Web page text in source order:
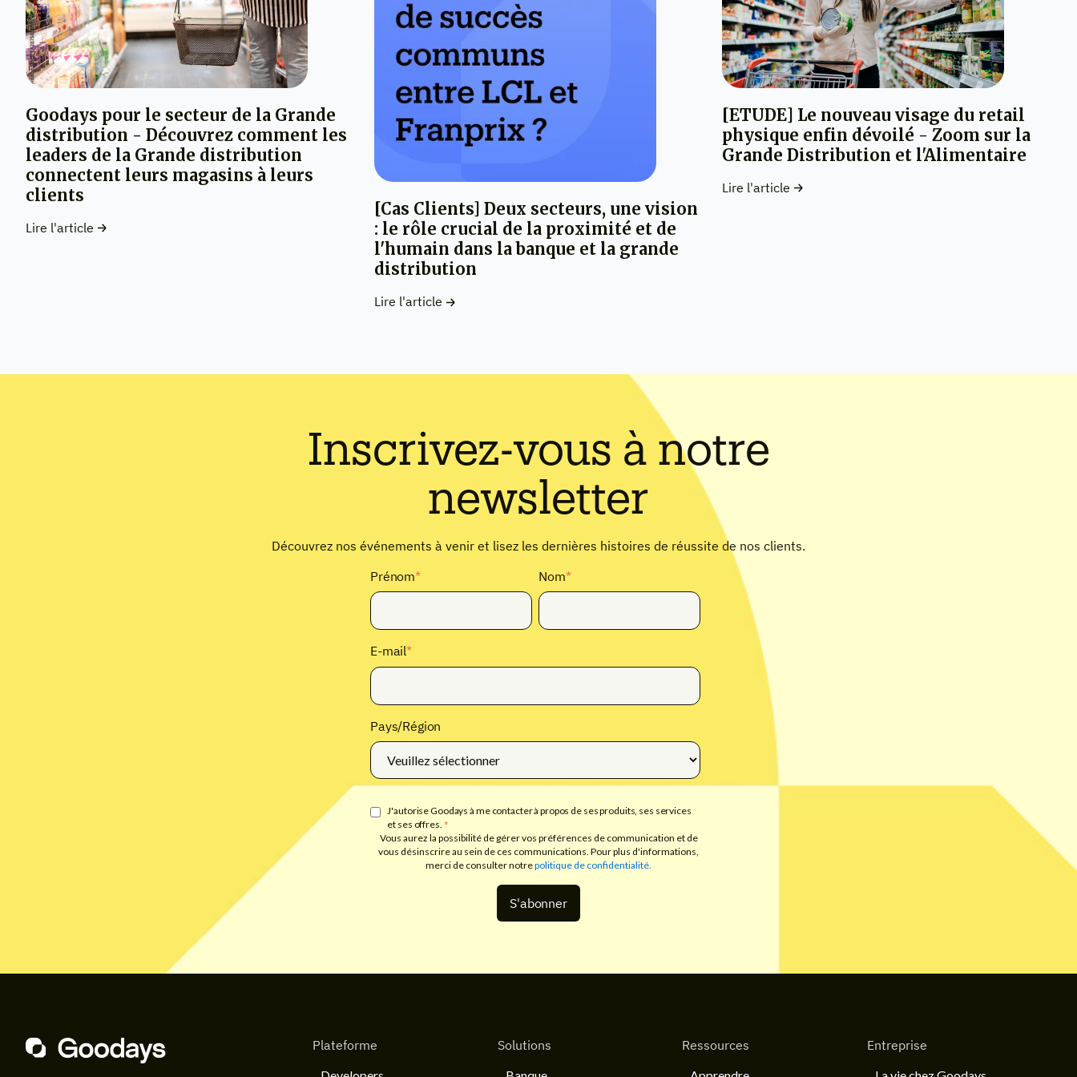
Goodays pour le secteur de la Grande
distribution - Découvrez comment les
leaders de la Grande distribution
connectent leurs magasins à leurs
clients
Lire l'article
[Cas Clients] Deux secteurs, une vision
: le rôle crucial de la proximité et de
l'humain dans la banque et la grande
distribution
Lire l'article
[ETUDE] Le nouveau visage du retail
physique enfin dévoilé - Zoom sur la
Grande Distribution et l'Alimentaire
Lire l'article
Inscrivez-vous à notre
newsletter
Découvrez nos événements à venir et lisez les dernières histoires de réussite de nos clients.
Prénom* Nom*
E-mail*
Pays/Région
J'autorise Goodays à me contacter à propos de ses produits, ses services
et ses offres. *
Vous aurez la possibilité de gérer vos préférences de communication et de
vous désinscrire au sein de ces communications. Pour plus d'informations,
merci de consulter notrepolitique de confidentialité.
Plateforme Solutions Ressources Entreprise